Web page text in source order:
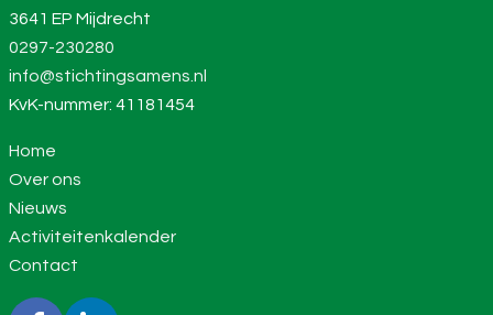
3641 EP Mijdrecht
0297-230280
info@stichtingsamens.nl
KvK-nummer: 41181454
Home
Over ons
Nieuws
Activiteitenkalender
Contact